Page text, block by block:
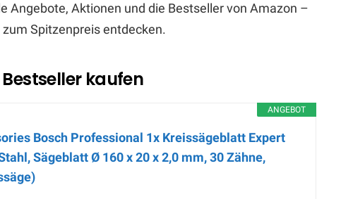
Angebote, Aktionen und die Bestseller von Amazon –
Spitzenpreis entdecken.
kaufen
ANGEBOT
Bosch Professional 1x Kreissägeblatt Expert
Sägeblatt Ø 160 x 20 x 2,0 mm, 30 Zähne,